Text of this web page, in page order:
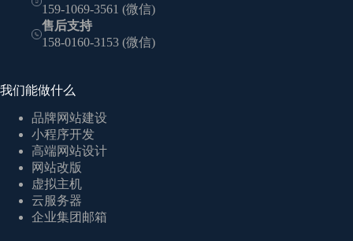
159-1069-3561 (微信)
售后支持
158-0160-3153 (微信)
我们能做什么
品牌网站建设
小程序开发
高端网站设计
网站改版
虚拟主机
云服务器
企业集团邮箱